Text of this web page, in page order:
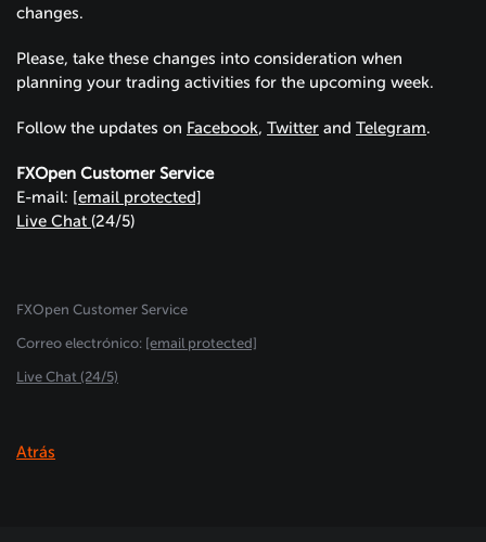
changes.
Please, take these changes into consideration when
planning your trading activities for the upcoming week.
Follow the updates on Facebook, Twitter and Telegram.
FXOpen Customer Service
E-mail: [email protected]
Live Chat (24/5)
FXOpen Customer Service
Сorreo electrónico: [email protected]
Live Chat (24/5)
Atrás